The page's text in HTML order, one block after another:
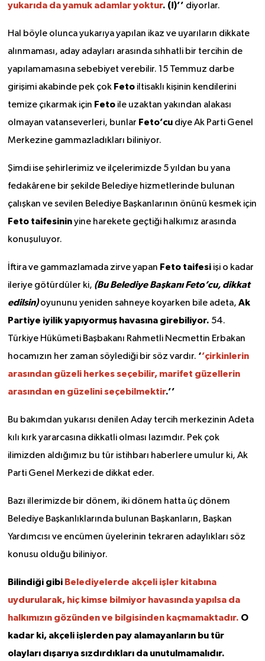
yukarıda da yamuk adamlar yoktur. (!)’’ diyorlar.
Hal böyle olunca yukarıya yapılan ikaz ve uyarıların dikkate
alınmaması, aday adayları arasında sıhhatli bir tercihin de
yapılamamasına sebebiyet verebilir. 15 Temmuz darbe
girişimi akabinde pek çok Feto iltisaklı kişinin kendilerini
temize çıkarmak için Fetoile uzaktan yakından alakası
olmayan vatanseverleri, bunlar Feto’cudiye Ak Parti Genel
Merkezine gammazladıkları biliniyor.
Şimdi ise şehirlerimiz ve ilçelerimizde 5 yıldan bu yana
fedakârene bir şekilde Belediye hizmetlerinde bulunan
çalışkan ve sevilen Belediye Başkanlarının önünü kesmek için
Feto taifesininyine harekete geçtiği halkımız arasında
konuşuluyor.
İftira ve gammazlamada zirve yapan Feto taifesiişi o kadar
ileriye götürdüler ki, (Bu Belediye Başkanı Feto’cu, dikkat
edilsin)oyununu yeniden sahneye koyarken bile adeta, Ak
Partiye iyilik yapıyormuş havasına girebiliyor. 54.
Türkiye Hükümeti Başbakanı Rahmetli Necmettin Erbakan
hocamızın her zaman söylediği bir söz vardır. ‘’çirkinlerin
arasından güzeli herkes seçebilir, marifet güzellerin
arasından en güzelini seçebilmektir.’’
Bu bakımdan yukarısı denilen Aday tercih merkezinin Adeta
kılı kırk yararcasına dikkatli olması lazımdır. Pek çok
ilimizden aldığımız bu tür istihbarı haberlere umulur ki, Ak
Parti Genel Merkezi de dikkat eder.
Bazı illerimizde bir dönem, iki dönem hatta üç dönem
Belediye Başkanlıklarında bulunan Başkanların, Başkan
Yardımcısı ve encümen üyelerinin tekraren adaylıkları söz
konusu olduğu biliniyor.
Bilindiği gibi Belediyelerde akçeli işler kitabına
uydurularak, hiç kimse bilmiyor havasında yapılsa da
halkımızın gözünden ve bilgisinden kaçmamaktadır. O
kadar ki, akçeli işlerden pay alamayanların bu tür
olayları dışarıya sızdırdıkları da unutulmamalıdır.